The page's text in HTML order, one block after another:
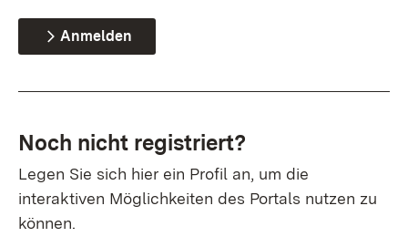
Anmelden
Noch nicht registriert?
Legen Sie sich hier ein Profil an, um die
interaktiven Möglichkeiten des Portals nutzen zu
können.